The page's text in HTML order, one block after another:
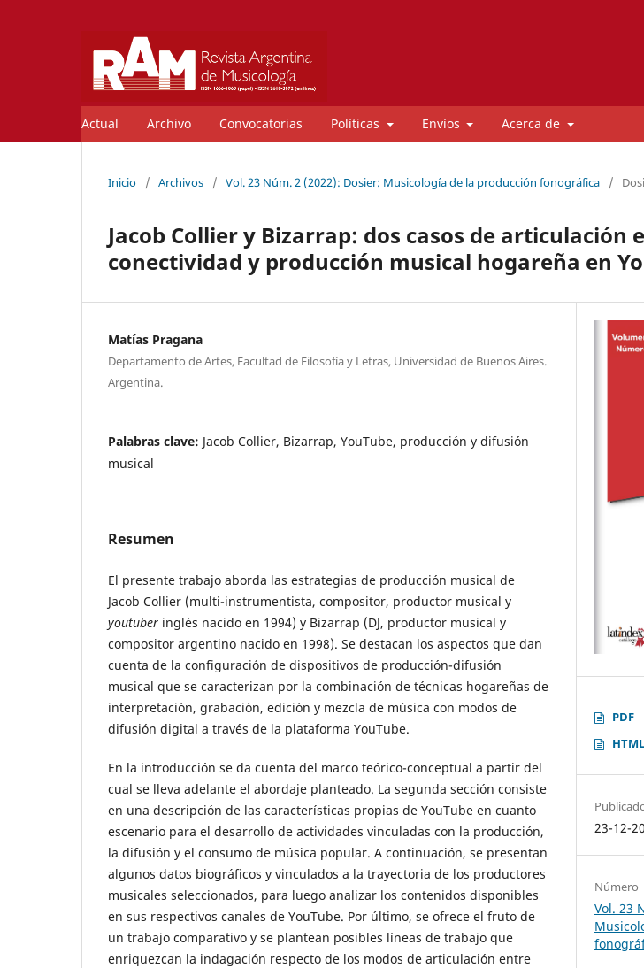
Actual Archivo Convocatorias Políticas Envíos Acerca de
Inicio / Archivos / Vol. 23 Núm. 2 (2022): Dosier: Musicología de la producción fonográfica /
Jacob Collier y Bizarrap: dos casos de articulación
conectividad y producción musical hogareña en
Matías Pragana
Departamento de Artes, Facultad de Filosofía y Letras, Universidad de Buenos Aires.
Argentina.
Palabras clave: Jacob Collier, Bizarrap, YouTube, producción y difusión
musical
Resumen
El presente trabajo aborda las estrategias de producción musical de
Jacob Collier (multi-instrumentista, compositor, productor musical y
youtuber inglés nacido en 1994) y Bizarrap (DJ, productor musical y
compositor argentino nacido en 1998). Se destacan los aspectos que dan
cuenta de la configuración de dispositivos de producción-difusión
musical que se caracterizan por la combinación de técnicas hogareñas de
interpretación, grabación, edición y mezcla de música con modos de
difusión digital a través de la plataforma YouTube.
En la introducción se da cuenta del marco teórico-conceptual a partir del
cual se lleva adelante el abordaje planteado. La segunda sección consiste
en una descripción de las características propias de YouTube en cuanto
escenario para el desarrollo de actividades vinculadas con la producción,
la difusión y el consumo de música popular. A continuación, se presentan
algunos datos biográficos y vinculados a la trayectoria de los productores
musicales seleccionados, para luego analizar los contenidos disponibles
en sus respectivos canales de YouTube. Por último, se ofrece el fruto de
un trabajo comparativo y se plantean posibles líneas de trabajo que
enriquezcan la indagación respecto de los modos de articulación entre
PDF
HTML
23-12-
Número
Vol. 23